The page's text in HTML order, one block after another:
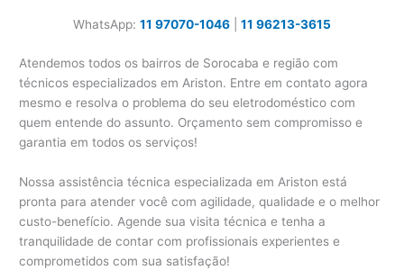
WhatsApp: 11 97070-1046 11 96213-3615
Atendemos todos os bairros de Sorocaba e região com
técnicos especializados em Ariston. Entre em contato agora
mesmo e resolva o problema do seu eletrodoméstico com
quem entende do assunto. Orçamento sem compromisso e
garantia em todos os serviços!
Nossa assistência técnica especializada em Ariston está
pronta para atender você com agilidade, qualidade e o melhor
custo-benefício. Agende sua visita técnica e tenha a
tranquilidade de contar com profissionais experientes e
comprometidos com sua satisfação!